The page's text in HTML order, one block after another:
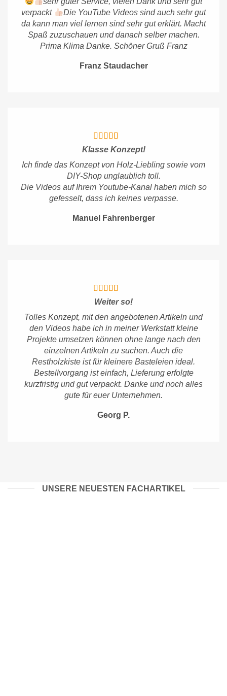
verpackt
Die YouTube Videos sind auch sehr gut
da kann man viel lernen sind sehr gut erklärt. Macht
Spaß zuzuschauen und danach selber machen.
Prima Klima Danke. Schöner Gruß Franz
Franz Staudacher
Klasse Konzept!
Ich finde das Konzept von Holz-Liebling sowie vom
DIY-Shop unglaublich toll.
Die Videos auf Ihrem Youtube-Kanal haben mich so
gefesselt, dass ich keines verpasse.
Manuel Fahrenberger
Weiter so!
Tolles Konzept, mit den angebotenen Artikeln und
den Videos habe ich in meiner Werkstatt kleine
Projekte umsetzen können ohne lange nach den
einzelnen Artikeln zu suchen. Auch die
Restholzkiste ist für kleinere Basteleien ideal.
Bestellvorgang ist einfach, Lieferung erfolgte
kurzfristig und gut verpackt. Danke und noch alles
gute für euer Unternehmen.
Georg P.
UNSERE NEUESTEN FACHARTIKEL